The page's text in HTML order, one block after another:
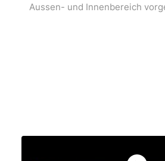
Aussen- und Innenbereich